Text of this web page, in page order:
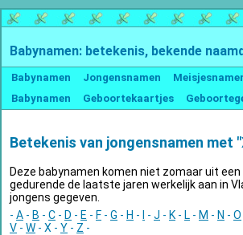
Babynamen: betekenis, bekende
Babynamen Jongensnamen
Babynamen
Geboortekaartjes
Betekenis van jongensnamen met
Deze babynamen komen niet zomaar uit
gedurende de laatste jaren werkelijk aan in
jongens gegeven.
- A - B - C - D - E - F - G - H - I - J - K - L - M - N - O
V - W - X - Y - Z -